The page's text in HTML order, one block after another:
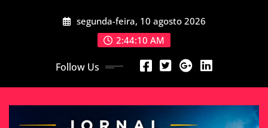
segunda-feira, 10 agosto 2026
2:44:12 AM
Follow Us